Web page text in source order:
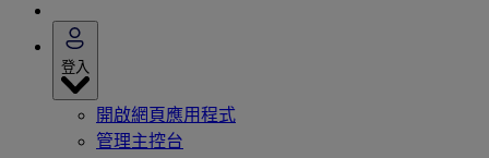
登入
開啟網頁應用程式
管理主控台